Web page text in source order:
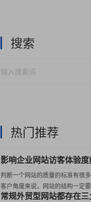
搜索
热门推荐
影响企业网站访客体验
判断一个网站的质量的标准有很
客户角度来说，网站的结构一定
常规外贸型网站都存在